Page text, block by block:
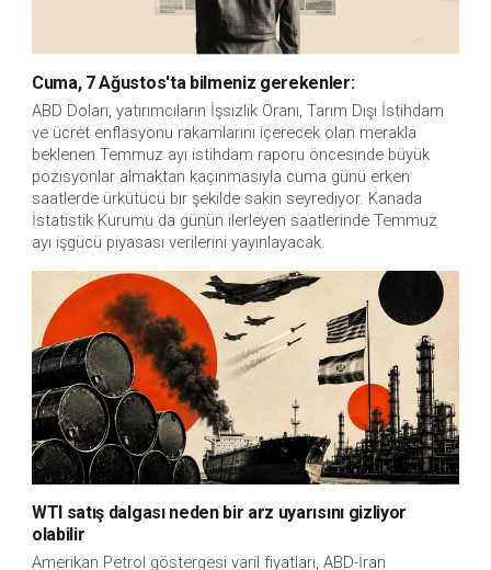
Cuma, 7 Ağustos'ta bilmeniz gerekenler:
ABD Doları, yatırımcıların İşsizlik Oranı, Tarım Dışı İstihdam
ve ücret enflasyonu rakamlarını içerecek olan merakla
beklenen Temmuz ayı istihdam raporu öncesinde büyük
pozisyonlar almaktan kaçınmasıyla cuma günü erken
saatlerde ürkütücü bir şekilde sakin seyrediyor. Kanada
İstatistik Kurumu da günün ilerleyen saatlerinde Temmuz
ayı işgücü piyasası verilerini yayınlayacak.
WTI satış dalgası neden bir arz uyarısını gizliyor
olabilir
Amerikan Petrol göstergesi varil fiyatları, ABD-İran